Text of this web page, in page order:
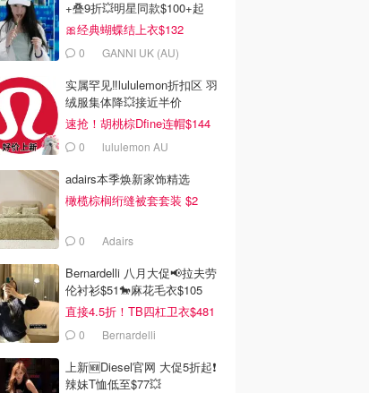
+叠9折💥明星同款$100+起
🎀经典蝴蝶结上衣$132
0 GANNI UK (AU)
实属罕见‼️lululemon折扣区 羽
绒服集体降💥接近半价
速抢！胡桃棕Dfine连帽$144
0 lululemon AU
adairs本季焕新家饰精选
橄榄棕榈绗缝被套套装 $2
0 Adairs
Bernardelli 八月大促📢拉夫劳
伦衬衫$51🐎麻花毛衣$105
直接4.5折！TB四杠卫衣$481
0 Bernardelli
上新🆕Diesel官网 大促5折起❗️
辣妹T恤低至$77💥